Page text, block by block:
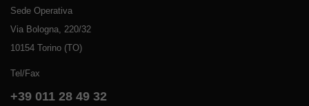
Sede Operativa
Via Bologna, 220/32
10154 Torino (TO)
Tel/Fax
+39 011 28 49 32